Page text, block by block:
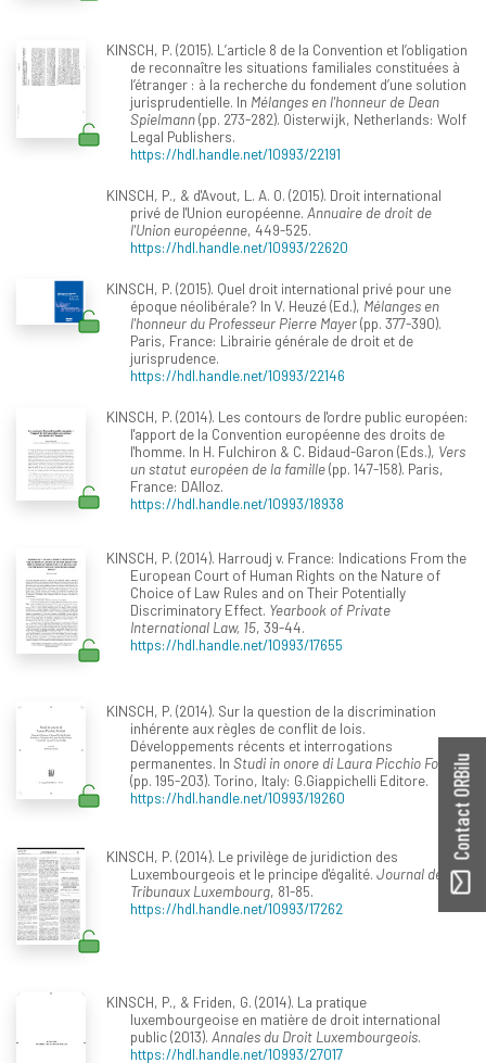
KINSCH, P. (2015). L’article 8 de la Convention et l’obligation
de reconnaître les situations familiales constituées à
l’étranger : à la recherche du fondement d’une solution
jurisprudentielle. In Mélanges en l'honneur de Dean
Spielmann(pp. 273-282). Oisterwijk, Netherlands: Wolf
Legal Publishers.
https://hdl.handle.net/10993/22191
KINSCH, P., & d'Avout, L. A. O. (2015). Droit international
privé de l'Union européenne. Annuaire de droit de
l'Union européenne, 449-525.
https://hdl.handle.net/10993/22620
KINSCH, P. (2015). Quel droit international privé pour une
époque néolibérale? In V. Heuzé (Ed.), Mélanges en
l'honneur du Professeur Pierre Mayer(pp. 377-390).
Paris, France: Librairie générale de droit et de
jurisprudence.
https://hdl.handle.net/10993/22146
KINSCH, P. (2014). Les contours de l'ordre public européen:
l'apport de la Convention européenne des droits de
l'homme. In H. Fulchiron & C. Bidaud-Garon (Eds.), Vers
un statut européen de la famille(pp. 147-158). Paris,
France: DAlloz.
https://hdl.handle.net/10993/18938
KINSCH, P. (2014). Harroudj v. France: Indications From the
European Court of Human Rights on the Nature of
Choice of Law Rules and on Their Potentially
Discriminatory Effect. Yearbook of Private
International Law, 15, 39-44.
https://hdl.handle.net/10993/17655
KINSCH, P. (2014). Sur la question de la discrimination
inhérente aux règles de conflit de lois.
Développements récents et interrogations
permanentes. In Studi in onore di Laura Picchio Forlati
(pp. 195-203). Torino, Italy: G.Giappichelli Editore.
https://hdl.handle.net/10993/19260
KINSCH, P. (2014). Le privilège de juridiction des
Luxembourgeois et le principe d'égalité. Journal des
Tribunaux Luxembourg, 81-85.
https://hdl.handle.net/10993/17262
KINSCH, P., & Friden, G. (2014). La pratique
luxembourgeoise en matière de droit international
public (2013). Annales du Droit Luxembourgeois.
https://hdl.handle.net/10993/27017
Contact ORBilu